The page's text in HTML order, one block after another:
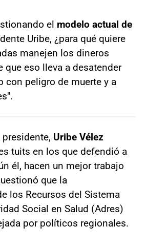
el modelo actual de
Uribe, ¿para qué quiere
manejen los dineros
que eso lleva a desatender
con peligro de muerte y a
Uribe Vélez
tuits en los que defendió a
él, hacen un mejor trabajo
que la
​los Recursos del Sistema
Social en Salud (Adres)
por políticos regionales.